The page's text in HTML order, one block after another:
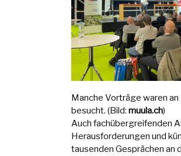
Manche Vorträge waren
besucht. (Bild: muula.ch)
Auch fachübergreifenden
Herausforderungen und
tausenden Gesprächen an